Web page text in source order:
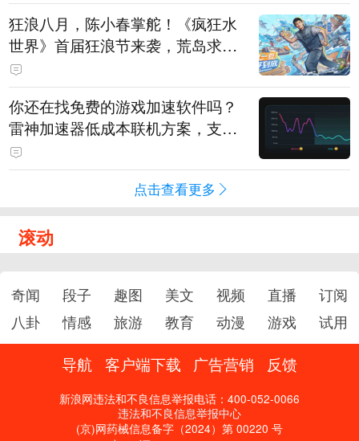
狂浪八月，陈小春掌舵！《疯狂水
世界》首届狂浪节来袭，荒岛求生
直播即将开启
你还在找免费的游戏加速软件吗？
雷神加速器低成本联机方案，支持
免费试用
点击查看更多
滚动
奇闻 段子 趣图 美文 视频 直播
订阅
八卦
情感 旅游 教育 动漫 游戏 试用
导航 客户端下载 广告营销 反馈
新浪网违法和不良信息举报电话：400-052-0066
违法和不良信息举报中心
(京)网药械信息备字（2024）第 00220 号